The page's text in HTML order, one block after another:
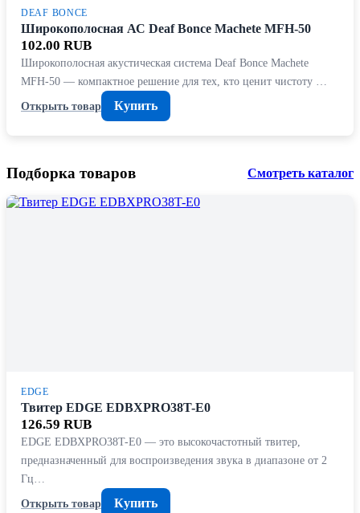
DEAF BONCE
Широкополосная АС Deaf Bonce Machete MFH-50
102.00 RUB
Широкополосная акустическая система Deaf Bonce Machete
MFH-50 — компактное решение для тех, кто ценит чистоту …
Открыть товар
Купить
Подборка товаров Смотреть каталог
EDGE
Твитер EDGE EDBXPRO38T-E0
126.59 RUB
EDGE EDBXPRO38T-E0 — это высокочастотный твитер,
предназначенный для воспроизведения звука в диапазоне от 2
Гц…
Открыть товар
Купить